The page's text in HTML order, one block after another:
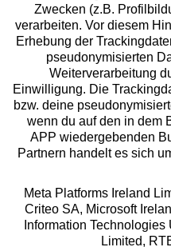
Beratung
Über uns
Rechtliches
Alle Preise inkl. MwSt., zzgl.
** Bonität vorausgesetzt, berechtigt
Zwecken (z.B.
verarbeiten. Vor diesem
Erhebung der
pseudonymisierten
Weiterverarbeitung
Einwilligung. Die
bzw. deine
wenn du auf den in dem
APP wiedergebenden
Partnern handelt es sich
Meta Platforms Ireland
Criteo SA, Microsoft
Information
Limited,